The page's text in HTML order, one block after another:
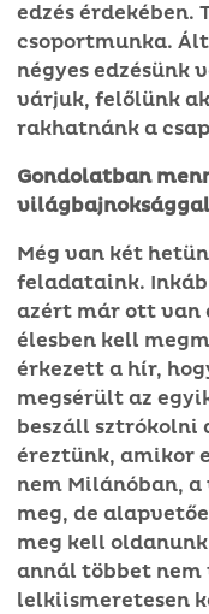
edzés érdekében.
csoportmunka.
négyes edzésünk
várjuk, felőlünk
rakhatnánk a
Gondolatban
Még van két
feladataink.
azért már ott van
élesben kell
érkezett a hír,
megsérült az
beszáll sztrókolni
éreztünk, amikor
nem Milánóban,
meg, de
meg kell
annál többet nem
lelkiismeretesen